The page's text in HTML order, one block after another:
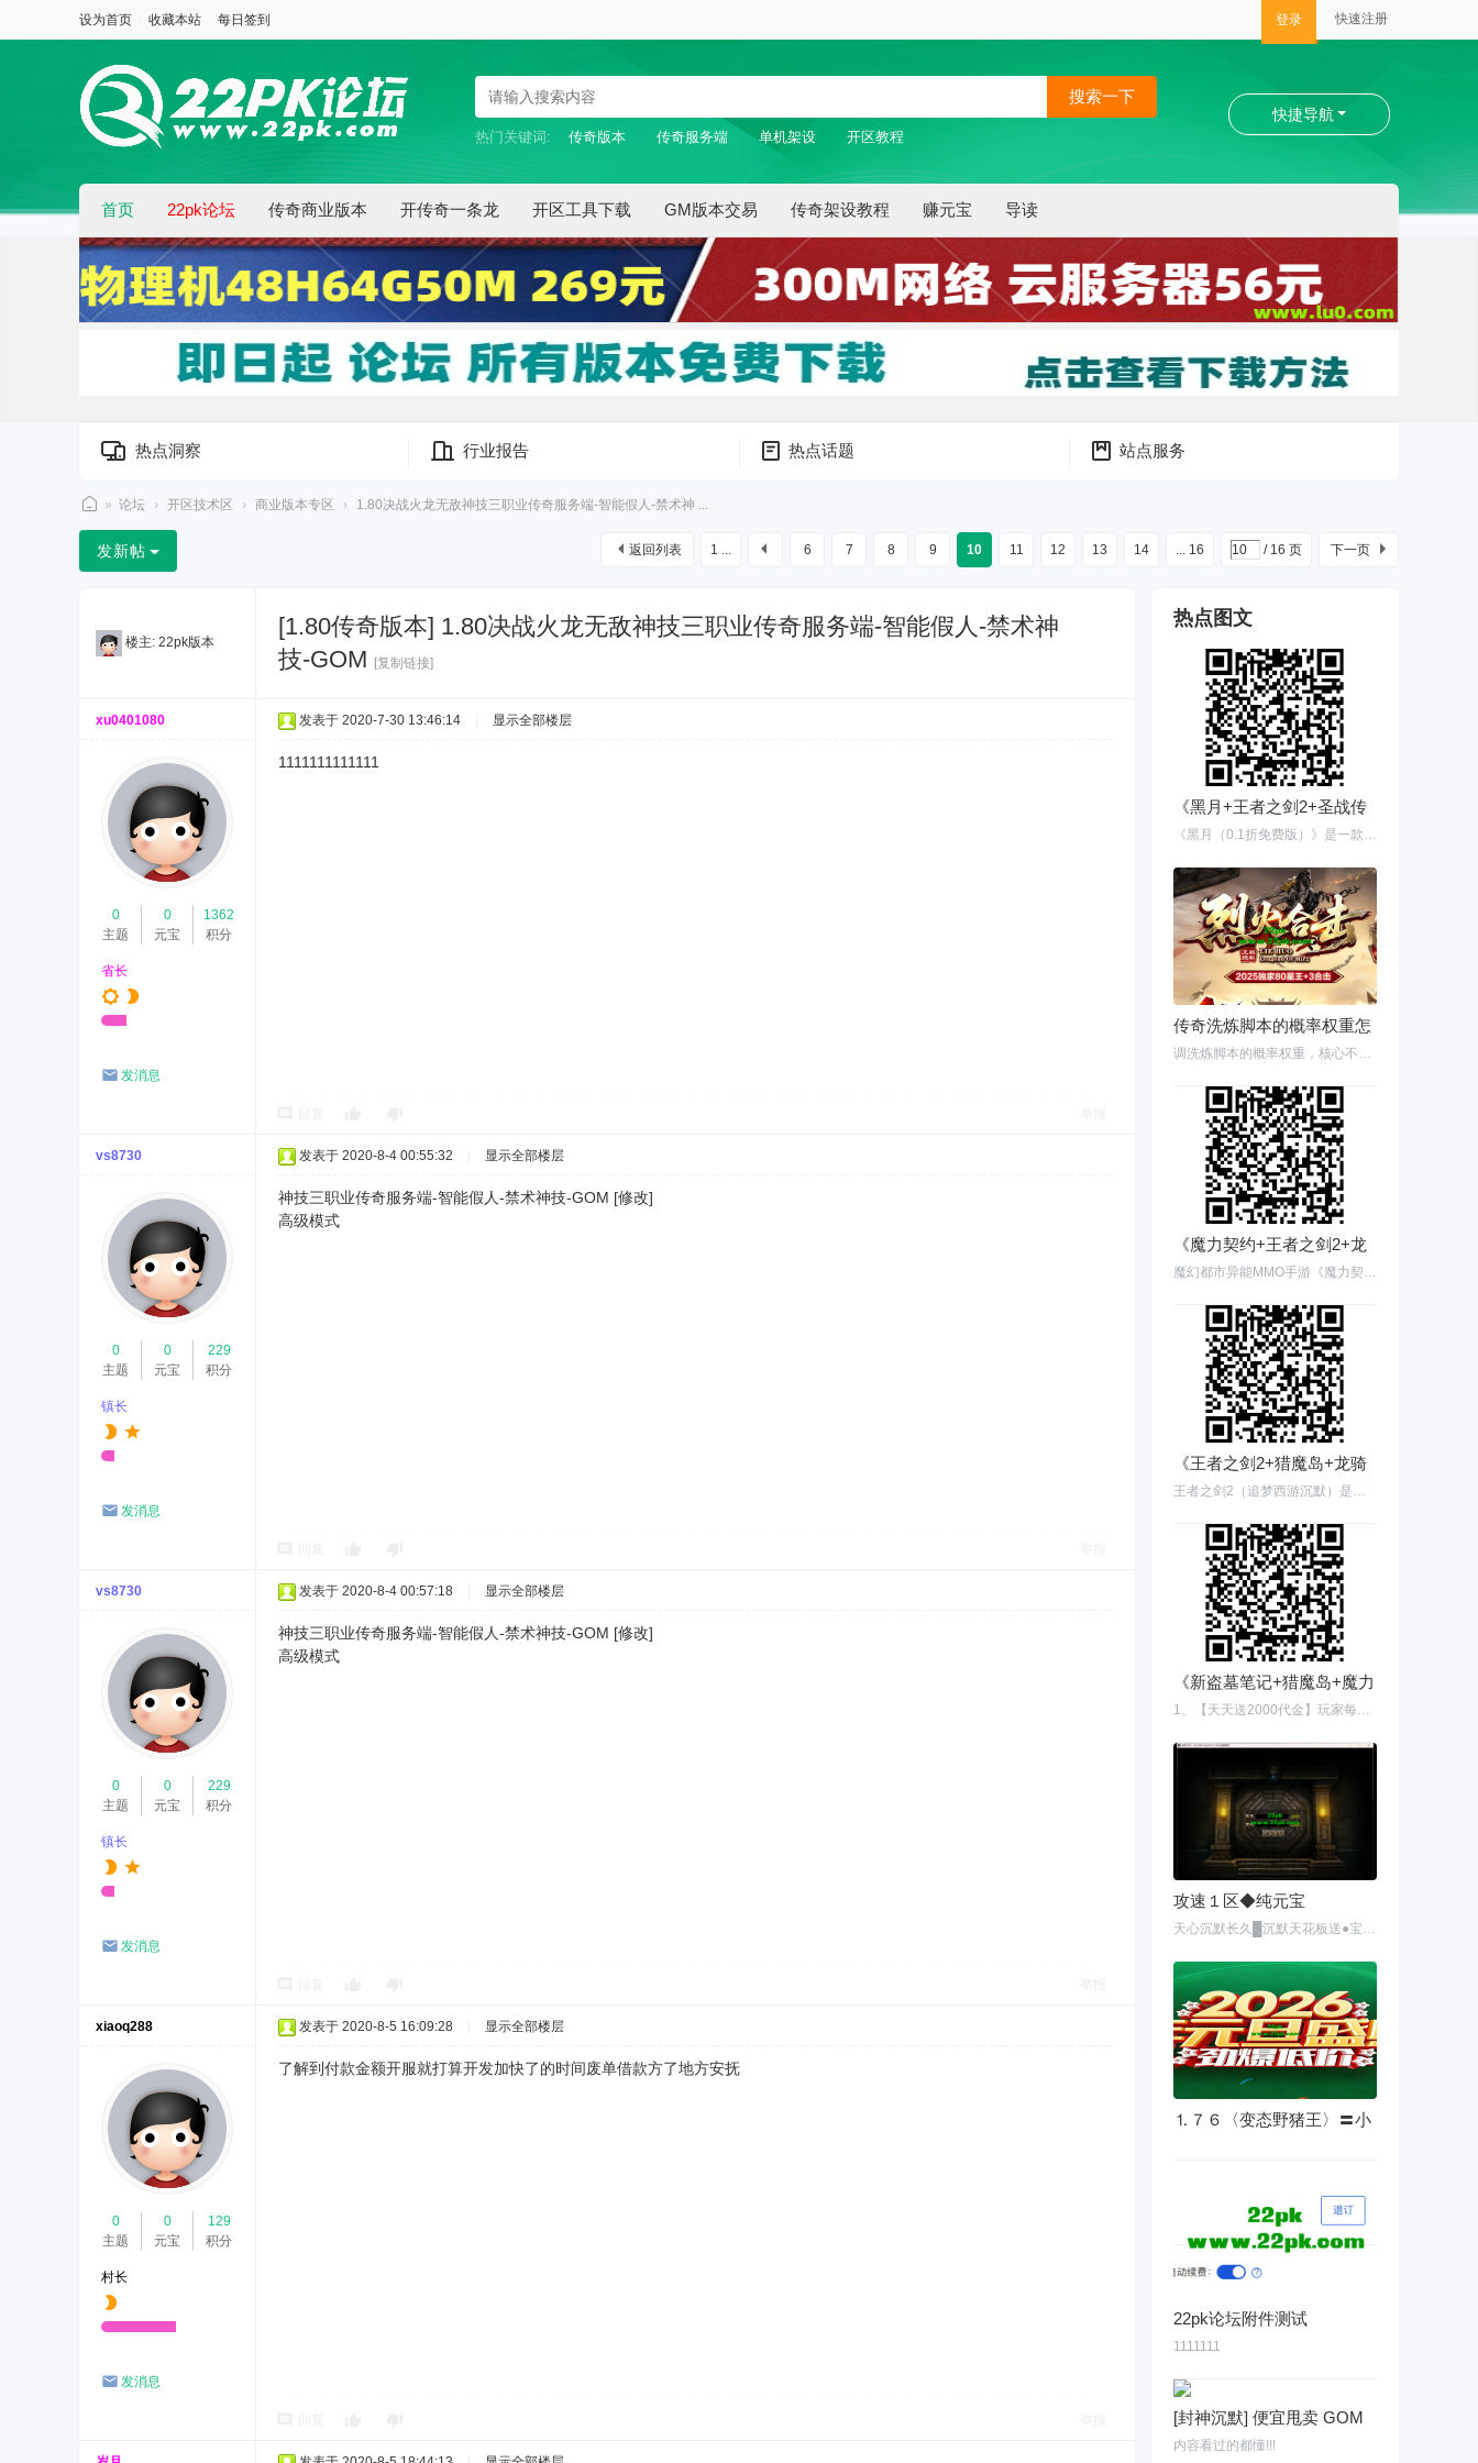
设为首页 收藏本站 每日签到 登录 快速注册
搜索一下
热门关键词: 传奇版本 传奇服务端 单机架设 开区教程
快捷导航
首页 22pk论坛 传奇商业版本 开传奇一条龙 开区工具下载 GM版本交易 传奇架设教程 赚元宝 导读
热点洞察 行业报告 热点话题 站点服务
2
2
» 论坛 › 开区技术区 › 商业版本专区 › 1.80决战火龙无敌神技三职业传奇服务端-智能假人-禁术神 ...
1 ... 6 7 8 9 10 11 12 13 14 ... 16 / 16 页 下一页
返回列表
发新帖
楼主: 22pk版本
[1.80传奇版本] 1.80决战火龙无敌神技三职业传奇服务端-智能假人-禁术神
技-GOM
[复制链接]
xu0401080
0
主题
0
元宝
1362
积分
省长
发消息
发表于 2020-7-30 13:46:14 显示全部楼层
1111111111111
vs8730
0
主题
0
元宝
229
积分
镇长
发消息
发表于 2020-8-4 00:55:32 显示全部楼层
神技三职业传奇服务端-智能假人-禁术神技-GOM [修改]
高级模式
vs8730
0
主题
0
元宝
229
积分
镇长
发消息
发表于 2020-8-4 00:57:18 显示全部楼层
神技三职业传奇服务端-智能假人-禁术神技-GOM [修改]
高级模式
xiaoq288
0
主题
0
元宝
129
积分
村长
发消息
发表于 2020-8-5 16:09:28 显示全部楼层
了解到付款金额开服就打算开发加快了的时间废单借款方了地方安抚
热点图文
《黑月+王者之剑2+圣战传
《黑月（0.1折免费版）》是一款横版格斗手游，游戏讲述了黑月再次降临，主角们共同抵
传奇洗炼脚本的概率权重怎
调洗炼脚本的概率权重，核心不是改那几个 RANDOM的数字，而是让玩家体感“有盼头”但
《魔力契约+王者之剑2+龙
魔幻都市异能MMO手游《魔力契约》0.05折火热上线！ 闯关打金连送充值卡，登录再送VIP
《王者之剑2+猎魔岛+龙骑
王者之剑2（追梦西游沉默）是一款装备均可爆出，散人也能带神装。 材料靠打，一个解绑
《新盗墓笔记+猎魔岛+魔力
1、【天天送2000代金】玩家每天登录游戏邮件自动送1352代金（寻龙币）+每日累计在线送
攻速１区◆纯元宝
天心沉默长久█沉默天花板送●宝宝发射加连发特林弹今日 13:00安全挂机图●挂机全
⒈７６〈变态野猪王〉〓小
22pk论坛附件测试
1111111
[封神沉默] 便宜甩卖 GOM
内容看过的都懂!!!